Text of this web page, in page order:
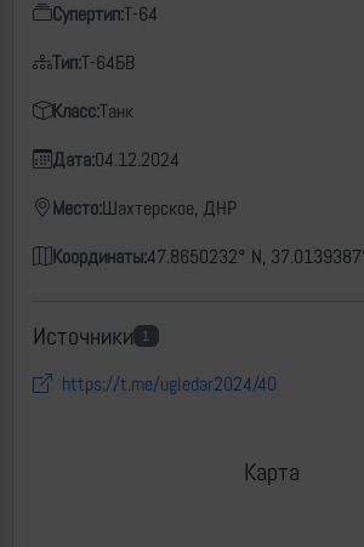
Супертип:Т-64
Тип:Т-64БВ
Класс:Танк
Дата:04.12.2024
Место:Шахтерское, ДНР
Координаты:47.8650232° N,
Источники 1
https://t.me/ugledar2024/40
Карта